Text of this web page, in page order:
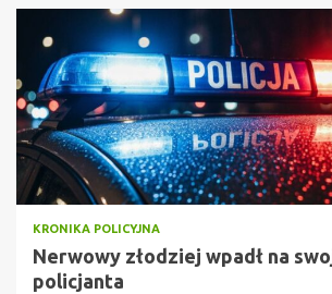
KRONIKA POLICYJNA
Nerwowy złodziej wpadł na
policjanta